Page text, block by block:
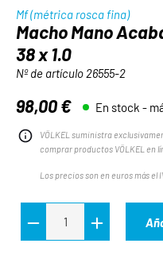
Mf (métrica rosca fina)
Macho Mano
38 x 1.0
Nº de artículo 26555-2
Precio normal:
98,00 € En stock -
VÖLKEL suministra
comprar productos VÖLKEL en
Los precios son en euros más el